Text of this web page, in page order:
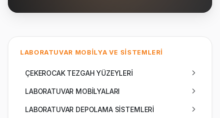
LABORATUVAR MOBİLYA VE SİSTEMLERİ
ÇEKEROCAK TEZGAH YÜZEYLERİ
LABORATUVAR MOBİLYALARI
LABORATUVAR DEPOLAMA SİSTEMLERİ